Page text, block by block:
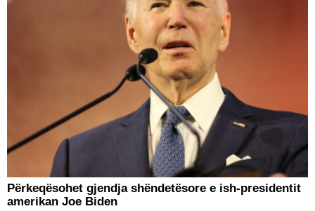
Përkeqësohet gjendja shëndetësore e ish-presidentit
amerikan Joe Biden